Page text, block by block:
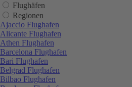
Flughäfen
Regionen
Ajaccio Flughafen
Alicante Flughafen
Athen Flughafen
Barcelona Flughafen
Bari Flughafen
Belgrad Flughafen
Bilbao Flughafen